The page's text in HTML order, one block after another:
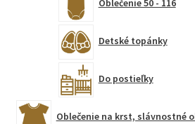
Oblečenie 50 - 116
Detské topánky
Do postieľky
Oblečenie na krst, slávnostné